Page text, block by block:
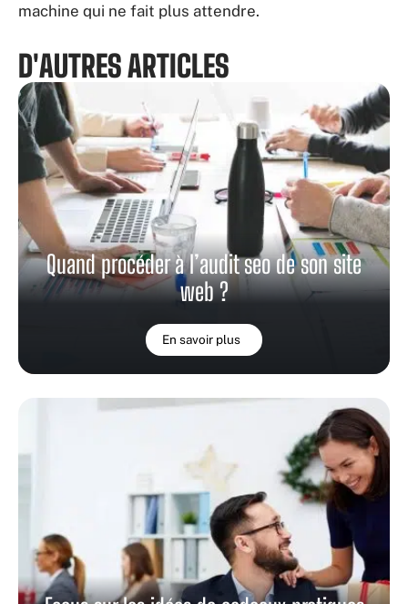
machine qui ne fait plus attendre.
D'AUTRES ARTICLES
Quand procéder à l’audit seo de son site
web ?
En savoir plus